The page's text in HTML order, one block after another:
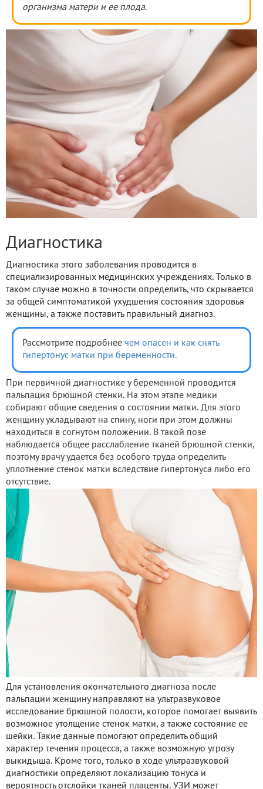
организма матери и ее плода.
Диагностика
Диагностика этого заболевания проводится в
специализированных медицинских учреждениях. Только в
таком случае можно в точности определить, что скрывается
за общей симптоматикой ухудшения состояния здоровья
женщины, а также поставить правильный диагноз.
Рассмотрите подробнее чем опасен и как снять
гипертонус матки при беременности.
При первичной диагностике у беременной проводится
пальпация брюшной стенки. На этом этапе медики
собирают общие сведения о состоянии матки. Для этого
женщину укладывают на спину, ноги при этом должны
находиться в согнутом положении. В такой позе
наблюдается общее расслабление тканей брюшной стенки,
поэтому врачу удается без особого труда определить
уплотнение стенок матки вследствие гипертонуса либо его
отсутствие.
Для установления окончательного диагноза после
пальпации женщину направляют на ультразвуковое
исследование брюшной полости, которое помогает выявить
возможное утолщение стенок матки, а также состояние ее
шейки. Такие данные помогают определить общий
характер течения процесса, а также возможную угрозу
выкидыша. Кроме того, только в ходе ультразвуковой
диагностики определяют локализацию тонуса и
вероятность отслойки тканей плаценты. УЗИ может